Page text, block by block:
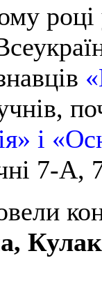
році
і
7-А,